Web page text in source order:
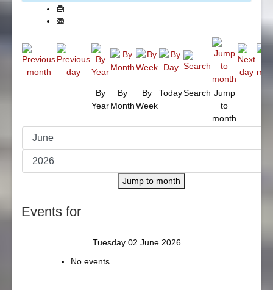
By
Year
By
Month
By
Week
TodaySearch Jump
to
month
Jump to month
Events for
Tuesday 02 June 2026
No events